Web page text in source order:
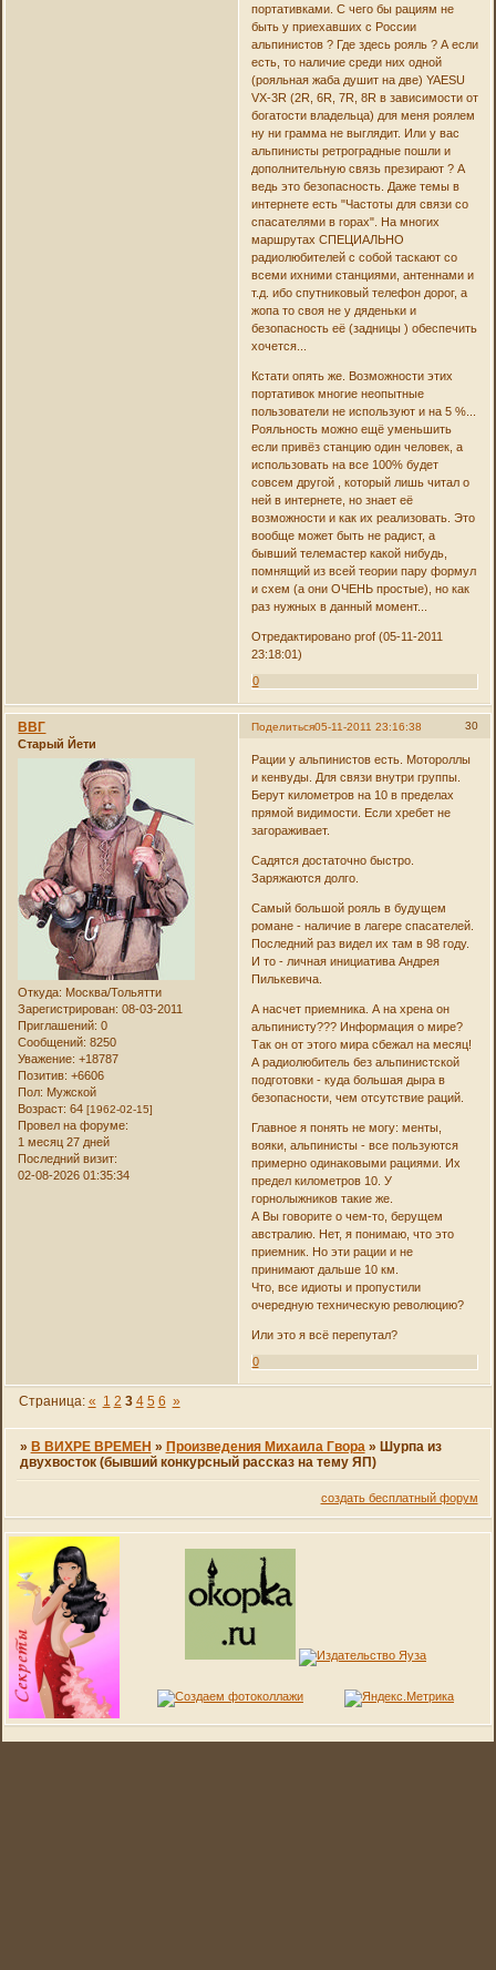
портативками. С чего бы рациям не
быть у приехавших с России
альпинистов ? Где здесь рояль ? А если
есть, то наличие среди них одной
(рояльная жаба душит на две) YAESU
VX-3R (2R, 6R, 7R, 8R в зависимости от
богатости владельца) для меня роялем
ну ни грамма не выглядит. Или у вас
альпинисты ретроградные пошли и
дополнительную связь презирают ? А
ведь это безопасность. Даже темы в
интернете есть "Частоты для связи со
спасателями в горах". На многих
маршрутах СПЕЦИАЛЬНО
радиолюбителей с собой таскают со
всеми ихними станциями, антеннами и
т.д. ибо спутниковый телефон дорог, а
жопа то своя не у дяденьки и
безопасность её (задницы ) обеспечить
хочется...
Кстати опять же. Возможности этих
портативок многие неопытные
пользователи не используют и на 5 %...
Рояльность можно ещё уменьшить
если привёз станцию один человек, а
использовать на все 100% будет
совсем другой , который лишь читал о
ней в интернете, но знает её
возможности и как их реализовать. Это
вообще может быть не радист, а
бывший телемастер какой нибудь,
помнящий из всей теории пару формул
и схем (а они ОЧЕНЬ простые), но как
раз нужных в данный момент...
Отредактировано prof (05-11-2011
23:18:01)
0
Поделиться 30
05-11-2011 23:16:38
ВВГ
Старый Йети
Откуда: Москва/Тольятти
Зарегистрирован: 08-03-2011
Приглашений: 0
Сообщений: 8250
Уважение: +18787
Позитив: +6606
Пол: Мужской
Возраст: 64[1962-02-15]
Провел на форуме:
1 месяц 27 дней
Последний визит:
02-08-2026 01:35:34
Рации у альпинистов есть. Мотороллы
и кенвуды. Для связи внутри группы.
Берут километров на 10 в пределах
прямой видимости. Если хребет не
загораживает.
Садятся достаточно быстро.
Заряжаются долго.
Самый большой рояль в будущем
романе - наличие в лагере спасателей.
Последний раз видел их там в 98 году.
И то - личная инициатива Андрея
Пилькевича.
А насчет приемника. А на хрена он
альпинисту??? Информация о мире?
Так он от этого мира сбежал на месяц!
А радиолюбитель без альпинистской
подготовки - куда большая дыра в
безопасности, чем отсутствие раций.
Главное я понять не могу: менты,
вояки, альпинисты - все пользуются
примерно одинаковыми рациями. Их
предел километров 10. У
горнолыжников такие же.
А Вы говорите о чем-то, берущем
австралию. Нет, я понимаю, что это
приемник. Но эти рации и не
принимают дальше 10 км.
Что, все идиоты и пропустили
очередную техническую революцию?
Или это я всё перепутал?
0
Страница: « 1 2 3 4 5 6 »
» В ВИХРЕ ВРЕМЕН » Произведения Михаила Гвора » Шурпа из
двухвосток (бывший конкурсный рассказ на тему ЯП)
создать бесплатный форум